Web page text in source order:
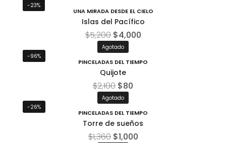
-23%
UNA MIRADA DESDE EL CIELO
Islas del Pacífico
$5,200 $4,000
-96%
Agotado
PINCELADAS DEL TIEMPO
Quijote
$2,100 $80
-26%
Agotado
PINCELADAS DEL TIEMPO
Torre de sueños
$1,360 $1,000